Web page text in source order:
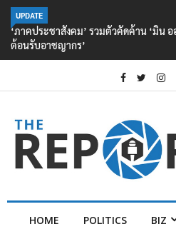
UPDATE
‘ภาคประชาสังคม’ รวมตัวคัดค้าน ‘มิน อ
ต้อนรับอาชญากร’
HOME POLITICS BIZ